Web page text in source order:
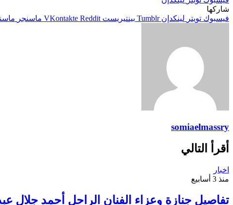
شاركها
فيسبوك تويتر لينكدإن بينتيريست ماسنجر
somiaelmassry
أقرأ التالي
اخبار
منذ 3 أسابيع
تفاصيل جنازة وعزاء الفنان الراحل أحمد جلال